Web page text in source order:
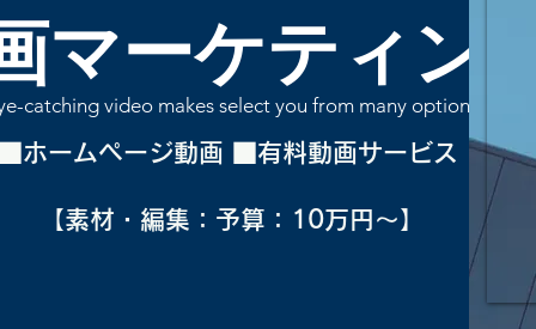
マーケティン
catching video makes select you from many options
ホームページ動画 ■有料動画サービス
【素材・編集：予算：10万円～】